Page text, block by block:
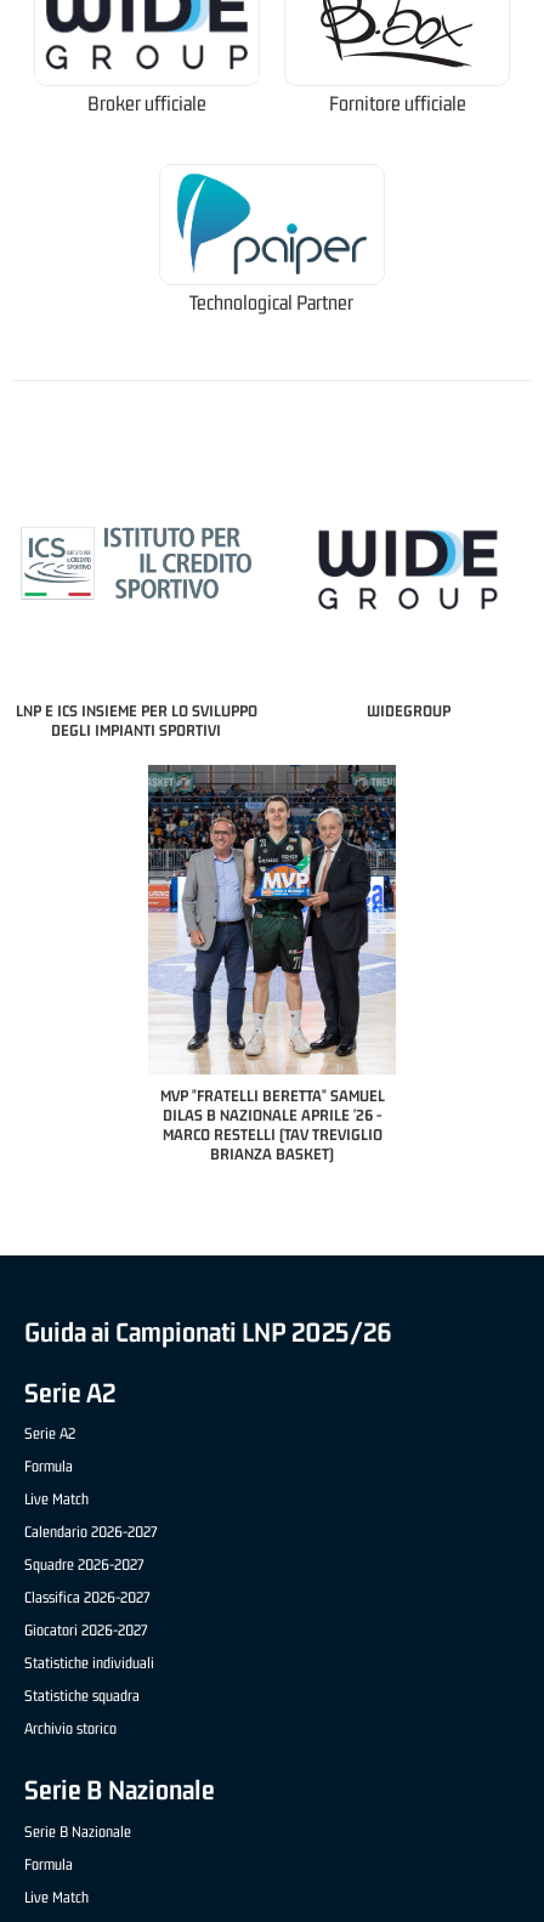
Broker ufficiale Fornitore ufficiale
Technological Partner
LNP E ICS INSIEME PER LO SVILUPPO
DEGLI IMPIANTI SPORTIVI
WIDEGROUP
MVP "FRATELLI BERETTA" SAMUEL
DILAS B NAZIONALE APRILE '26 -
MARCO RESTELLI (TAV TREVIGLIO
BRIANZA BASKET)
Guida ai Campionati LNP 2025/26
Serie A2
Serie A2
Formula
Live Match
Calendario 2026-2027
Squadre 2026-2027
Classifica 2026-2027
Giocatori 2026-2027
Statistiche individuali
Statistiche squadra
Archivio storico
Serie B Nazionale
Serie B Nazionale
Formula
Live Match